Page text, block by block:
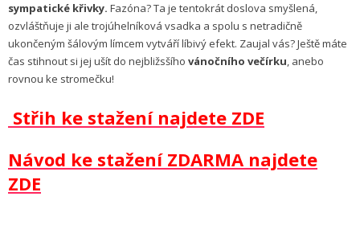
sympatické křivky. Fazóna? Ta je tentokrát doslova smyšlená,
ozvláštňuje ji ale trojúhelníková vsadka a spolu s netradičně
ukončeným šálovým límcem vytváří líbivý efekt. Zaujal vás? Ještě máte
čas stihnout si jej ušít do nejbližsšího vánočního večírku, anebo
rovnou ke stromečku!
Střih ke stažení najdete ZDE
Návod ke stažení ZDARMA najdete
ZDE